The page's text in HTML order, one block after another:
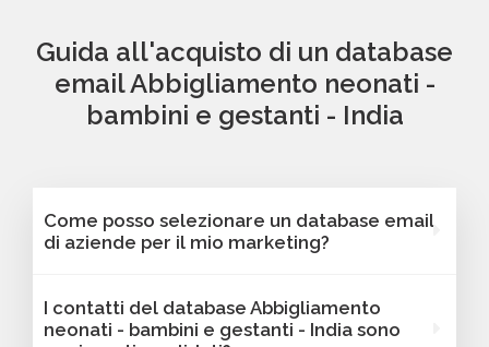
Guida all'acquisto di un database
email Abbigliamento neonati -
bambini e gestanti - India
Come posso selezionare un database email
di aziende per il mio marketing?
nostra piattaforma Bancomail. Troverai
contatti B2B verificati di aziende attive
I contatti del database Abbigliamento
neonati - bambini e gestanti - India sono